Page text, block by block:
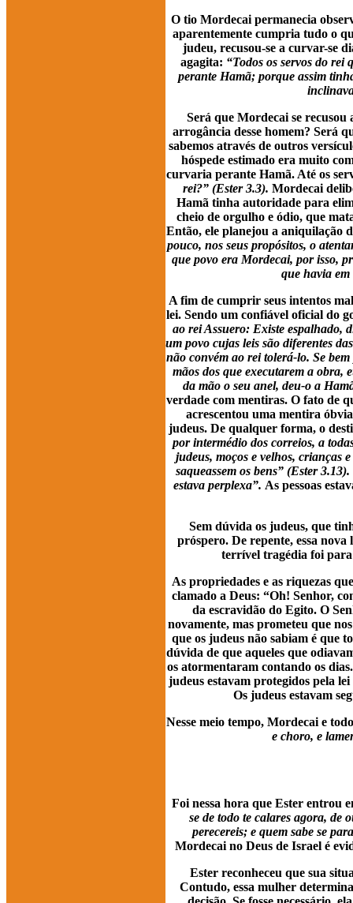
O tio Mordecai permanecia
aparentemente cumpria tudo o
judeu, recusou-se a curvar-se
agagita: “Todos os servos do rei
perante Hamã; porque assim
Será que Mordecai se
arrogância desse homem? Será
sabemos através de outros
hóspede estimado era muito
curvaria perante Hamã. Até os
rei?” (Ester 3.3). Mordecai
Hamã tinha autoridade para
cheio de orgulho e ódio, que
Então, ele planejou a aniquilação
pouco, nos seus propósitos, o
que povo era Mordecai, por isso,
que havia
A fim de cumprir seus intentos
lei. Sendo um confiável oficial do
ao rei Assuero: Existe espalhado,
um povo cujas leis são diferentes
não convém ao rei tolerá-lo. Se
mãos dos que executarem a obra,
da mão o seu anel, deu-o a
verdade com mentiras. O fato de
acrescentou uma mentira
judeus. De qualquer forma, o
por intermédio dos correios, a
judeus, moços e velhos, crianças
saqueassem os bens” (Ester 3.13).
estava perplexa”. As pessoas
Sem dúvida os judeus, que
próspero. De repente, essa
terrível tragédia foi para
As propriedades e as riquezas
clamado a Deus: “Oh! Senhor,
da escravidão do Egito. O
novamente, mas prometeu que
que os judeus não sabiam é que
dúvida de que aqueles que
os atormentaram contando os
judeus estavam protegidos pela
Os judeus estavam
Nesse meio tempo, Mordecai e
e choro, e
Foi nessa hora que Ester entrou
se de todo te calares agora, de
perecereis; e quem sabe se
Mordecai no Deus de Israel é
Ester reconheceu que sua
Contudo, essa mulher